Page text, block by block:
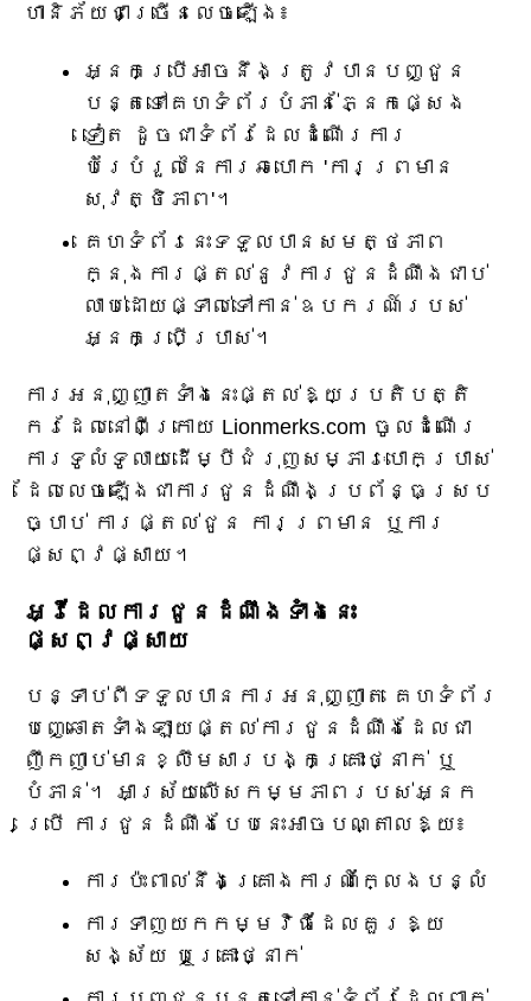
ហានិភ័យជាច្រើនលេចឡើង៖
អ្នក​ប្រើ​អាច​នឹង​ត្រូវ​បាន​បញ្ជូន​
បន្ត​ទៅ​គេហទំព័រ​បំភាន់​ភ្នែក​ផ្សេង​
ទៀត ដូចជា​ទំព័រ​ដែល​ដំណើរការ​
បំរែបំរួល​នៃ​ការ​ឆបោក 'ការ​ព្រមាន​
សុវត្ថិភាព'។
គេហទំព័រនេះទទួលបានសមត្ថភាព
ក្នុងការផ្តល់នូវការជូនដំណឹងជាប់
លាប់ដោយផ្ទាល់ទៅកាន់ឧបករណ៍របស់
អ្នកប្រើប្រាស់។
ការអនុញ្ញាតទាំងនេះផ្តល់ឱ្យប្រតិបត្តិ
ករដែលនៅពីក្រោយ Lionmerks.com ចូលដំណើរ
ការទូលំទូលាយដើម្បីជំរុញសម្ភារៈបោកប្រាស់
ដែលលេចឡើងជាការជូនដំណឹងប្រព័ន្ធស្រប
ច្បាប់ ការផ្តល់ជូន ការព្រមាន ឬការ
ផ្សព្វផ្សាយ។
អ្វីដែលការជូនដំណឹងទាំងនេះ
ផ្សព្វផ្សាយ
បន្ទាប់​ពី​ទទួល​បាន​ការ​អនុញ្ញាត គេហទំព័រ​
បញ្ឆោត​ទាំងឡាយ​ផ្តល់​ការ​ជូន​ដំណឹង​ដែល​ជា​
ញឹក​ញាប់​មាន​ខ្លឹមសារ​បង្ក​គ្រោះថ្នាក់ ឬ​
បំភាន់។ អាស្រ័យលើសកម្មភាពរបស់អ្នក
ប្រើ ការជូនដំណឹងបែបនេះអាចបណ្តាលឱ្យ៖
ការប៉ះពាល់នឹងគ្រោងការណ៍ក្លែងបន្លំ
ការទាញយកកម្មវិធីដែលគួរឱ្យ
សង្ស័យ ឬគ្រោះថ្នាក់